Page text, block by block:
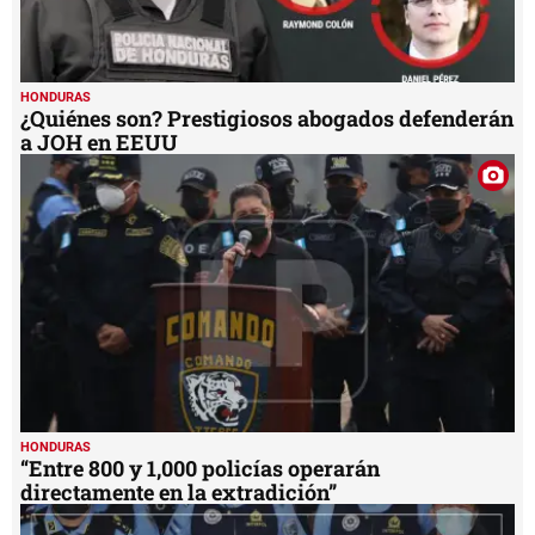
HONDURAS
¿Quiénes son? Prestigiosos abogados defenderán
a JOH en EEUU
HONDURAS
“Entre 800 y 1,000 policías operarán
directamente en la extradición”